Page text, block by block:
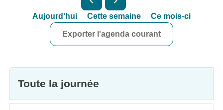
Aujourd'hui Cette semaine Ce mois-ci
Exporter l'agenda courant
Toute la journée